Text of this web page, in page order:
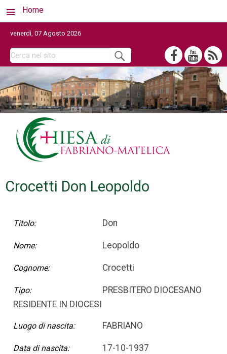
Home
venerdì, 07 Agosto 2026
Crocetti Don Leopoldo
Titolo: Don
Nome: Leopoldo
Cognome: Crocetti
Tipo:
PRESBITERO DIOCESANO
RESIDENTE IN DIOCESI
Luogo di nascita: FABRIANO
Data di nascita: 17-10-1937